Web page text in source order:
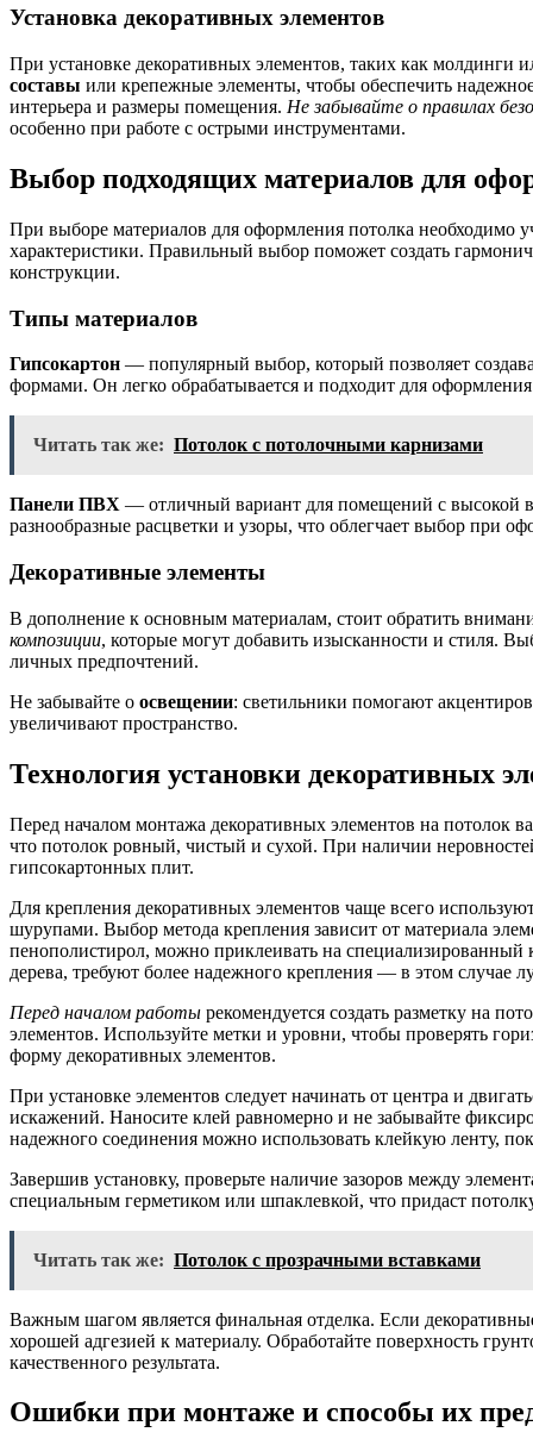
Установка декоративных элементов
При установке декоративных элементов, таких как молдинги
составы или крепежные элементы, чтобы обеспечить
интерьера и размеры помещения. Не забывайте о правилах
особенно при работе с острыми инструментами.
Выбор подходящих материалов для
При выборе материалов для оформления потолка необходимо
характеристики. Правильный выбор поможет создать
конструкции.
Типы материалов
Гипсокартон — популярный выбор, который позволяет
формами. Он легко обрабатывается и подходит для
Читать так же: Потолок с потолочными карнизами
Панели ПВХ — отличный вариант для помещений с высокой
разнообразные расцветки и узоры, что облегчает выбор при
Декоративные элементы
В дополнение к основным материалам, стоит обратить
композиции, которые могут добавить изысканности и стиля.
личных предпочтений.
Не забывайте о освещении: светильники помогают
увеличивают пространство.
Технология установки декоративных
Перед началом монтажа декоративных элементов на потолок
что потолок ровный, чистый и сухой. При наличии
гипсокартонных плит.
Для крепления декоративных элементов чаще всего
шурупами. Выбор метода крепления зависит от материала
пенополистирол, можно приклеивать на специализированный
дерева, требуют более надежного крепления — в этом случае
Перед началом работы рекомендуется создать разметку на
элементов. Используйте метки и уровни, чтобы проверять
форму декоративных элементов.
При установке элементов следует начинать от центра и
искажений. Наносите клей равномерно и не забывайте
надежного соединения можно использовать клейкую ленту,
Завершив установку, проверьте наличие зазоров между
специальным герметиком или шпаклевкой, что придаст
Читать так же: Потолок с прозрачными вставками
Важным шагом является финальная отделка. Если
хорошей адгезией к материалу. Обработайте поверхность
качественного результата.
Ошибки при монтаже и способы их